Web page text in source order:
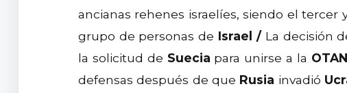
ancianas rehenes israelíes, siendo el
grupo de personas de Israel /La decisión
la solicitud de Suecia para unirse a la OTAN
defensas después de que Rusia invadió